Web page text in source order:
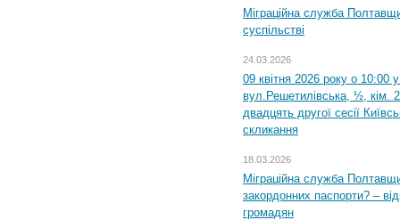
Міграційна служба
суспільстві
24.03.2026
09 квітня 2026 року о 10:00
вул.Решетилівська, ½, кім.
двадцять другої сесії
скликання
18.03.2026
Міграційна служба
закордонних паспорти? –
громадян